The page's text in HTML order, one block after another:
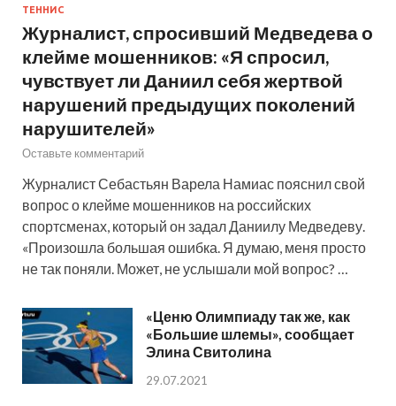
ТЕННИС
Журналист, спросивший Медведева о
клейме мошенников: «Я спросил,
чувствует ли Даниил себя жертвой
нарушений предыдущих поколений
нарушителей»
Оставьте комментарий
Журналист Себастьян Варела Намиас пояснил свой
вопрос о клейме мошенников на российских
спортсменах, который он задал Даниилу Медведеву.
«Произошла большая ошибка. Я думаю, меня просто
не так поняли. Может, не услышали мой вопрос? …
«Ценю Олимпиаду так же, как
«Большие шлемы», сообщает
Элина Свитолина
29.07.2021